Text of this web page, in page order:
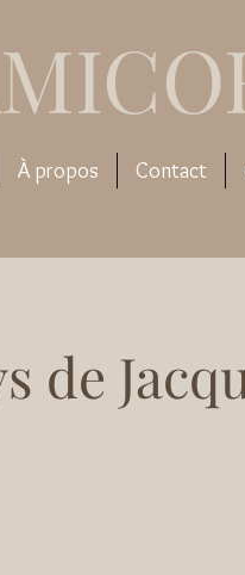
À propos Contact
de